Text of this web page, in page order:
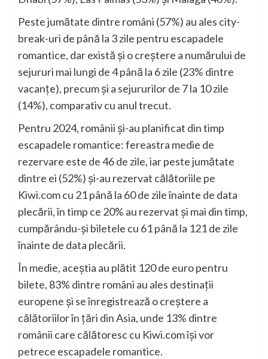
Peste jumătate dintre români (57%) au ales city-
break-uri de până la 3 zile pentru escapadele
romantice, dar există și o creștere a numărului de
sejururi mai lungi de 4 până la 6 zile (23% dintre
vacanțe), precum și a sejururilor de 7 la 10 zile
(14%), comparativ cu anul trecut.
Pentru 2024, românii și-au planificat din timp
escapadele romantice: fereastra medie de
rezervare este de 46 de zile, iar peste jumătate
dintre ei (52%) și-au rezervat călătoriile pe
Kiwi.com cu 21 până la 60 de zile înainte de data
plecării, în timp ce 20% au rezervat și mai din timp,
cumpărându-și biletele cu 61 până la 121 de zile
înainte de data plecării.
În medie, aceștia au plătit 120 de euro pentru
bilete, 83% dintre români au ales destinații
europene și se înregistrează o creștere a
călătoriilor în țări din Asia, unde 13% dintre
românii care călătoresc cu Kiwi.com își vor
petrece escapadele romantice.